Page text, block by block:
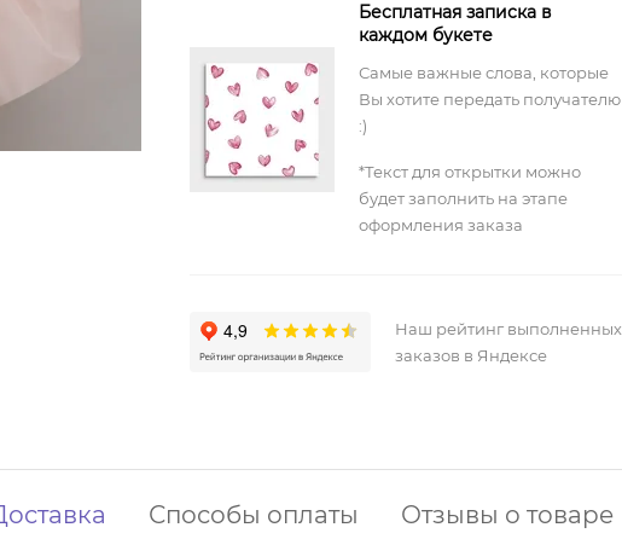
Бесплатная записка в
каждом букете
Самые важные слова, которые
Вы хотите передать получателю
:)
*Текст для открытки можно
будет заполнить на этапе
оформления заказа
Наш рейтинг выполненных
заказов в Яндексе
Способы оплаты Отзывы о товаре